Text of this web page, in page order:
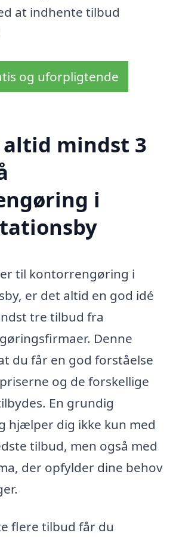
at indhente tilbud
og uforpligtende
mindst 3
i
til kontorrengøring i
er det altid en god idé
tre tilbud fra
Denne
du får en god forståelse
og de forskellige
En grundig
hjælper dig ikke kun med
tilbud, men også med
der opfylder dine behov
flere tilbud får du